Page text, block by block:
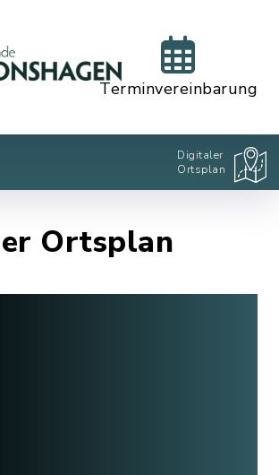
Terminvereinbarung
Digitaler
Ortsplan
Ortsplan